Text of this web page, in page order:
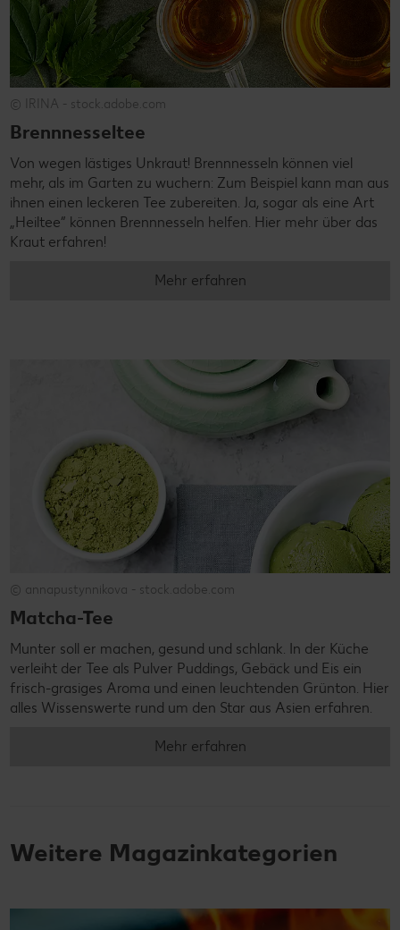
© IRINA - stock.adobe.com
Brennnesseltee
Von wegen lästiges Unkraut! Brennnesseln können viel
mehr, als im Garten zu wuchern: Zum Beispiel kann man aus
ihnen einen leckeren Tee zubereiten. Ja, sogar als eine Art
„Heiltee“ können Brennnesseln helfen. Hier mehr über das
Kraut erfahren!
Mehr erfahren
© annapustynnikova - stock.adobe.com
Matcha-Tee
Munter soll er machen, gesund und schlank. In der Küche
verleiht der Tee als Pulver Puddings, Gebäck und Eis ein
frisch-grasiges Aroma und einen leuchtenden Grünton. Hier
alles Wissenswerte rund um den Star aus Asien erfahren.
Mehr erfahren
Weitere Magazinkategorien